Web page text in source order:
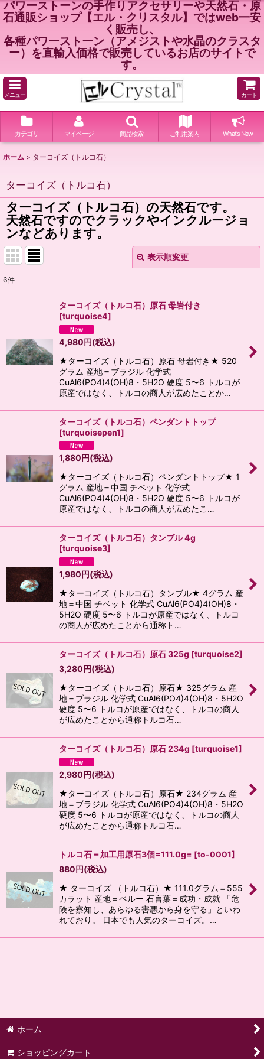
パワーストーンの手作りアクセサリーや天然石・原
石通販ショップ【エル・クリスタル】ではweb一安
く販売し、
各種パワーストーン（アメジストや水晶のクラスタ
ー）を直輸入価格で販売しているお店のサイトで
す。
メニュー カート
カテゴリ マイページ 商品検索 ご利用案内 What's New
ホーム > ターコイズ（トルコ石）
ターコイズ（トルコ石）
ターコイズ（トルコ石）の天然石です。
天然石ですのでクラックやインクルージョ
ンなどあります。
表示順変更
6件
ターコイズ（トルコ石）原石 母岩付き
[turquoise4]
4,980円(税込)
★ターコイズ（トルコ石）原石 母岩付き★ 520
グラム 産地＝ブラジル 化学式
CuAl6(PO4)4(OH)8・5H2O 硬度 5〜6 トルコが
原産ではなく、トルコの商人が広めたことか…
ターコイズ（トルコ石）ペンダントトップ
[turquoisepen1]
1,880円(税込)
★ターコイズ（トルコ石）ペンダントトップ★ 1
グラム 産地＝中国 チベット 化学式
CuAl6(PO4)4(OH)8・5H2O 硬度 5〜6 トルコが
原産ではなく、トルコの商人が広めたこ…
ターコイズ（トルコ石）タンブル 4g
[turquoise3]
1,980円(税込)
★ターコイズ（トルコ石）タンブル★ 4グラム 産
地＝中国 チベット 化学式 CuAl6(PO4)4(OH)8・
5H2O 硬度 5〜6 トルコが原産ではなく、トルコ
の商人が広めたことから通称ト…
ターコイズ（トルコ石）原石 325g [turquoise2]
3,280円(税込)
★ターコイズ（トルコ石）原石★ 325グラム 産
地＝ブラジル 化学式 CuAl6(PO4)4(OH)8・5H2O
硬度 5〜6 トルコが原産ではなく、トルコの商人
が広めたことから通称トルコ石…
ターコイズ（トルコ石）原石 234g [turquoise1]
2,980円(税込)
★ターコイズ（トルコ石）原石★ 234グラム 産
地＝ブラジル 化学式 CuAl6(PO4)4(OH)8・5H2O
硬度 5〜6 トルコが原産ではなく、トルコの商人
が広めたことから通称トルコ石…
トルコ石＝加工用原石3個=111.0g= [to-0001]
880円(税込)
★ ターコイズ （トルコ石）★ 111.0グラム＝555
カラット 産地＝ペルー 石言葉＝成功・成就 「危
険を察知し、あらゆる害悪から身を守る」といわ
れており。 日本でも人気のターコイズ。…
ホーム
ショッピングカート